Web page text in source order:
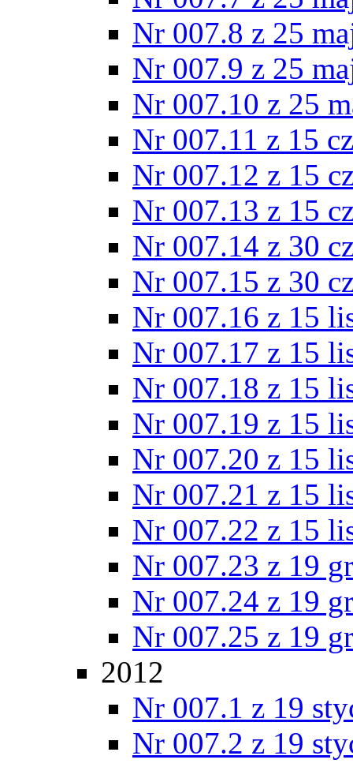
Nr 007.8 z 25
Nr 007.9 z 25
Nr 007.10 z 25
Nr 007.11 z 15
Nr 007.12 z 15
Nr 007.13 z 15
Nr 007.14 z 30
Nr 007.15 z 30
Nr 007.16 z 15
Nr 007.17 z 15
Nr 007.18 z 15
Nr 007.19 z 15
Nr 007.20 z 15
Nr 007.21 z 15
Nr 007.22 z 15
Nr 007.23 z 19
Nr 007.24 z 19
Nr 007.25 z 19
2012
Nr 007.1 z 19
Nr 007.2 z 19